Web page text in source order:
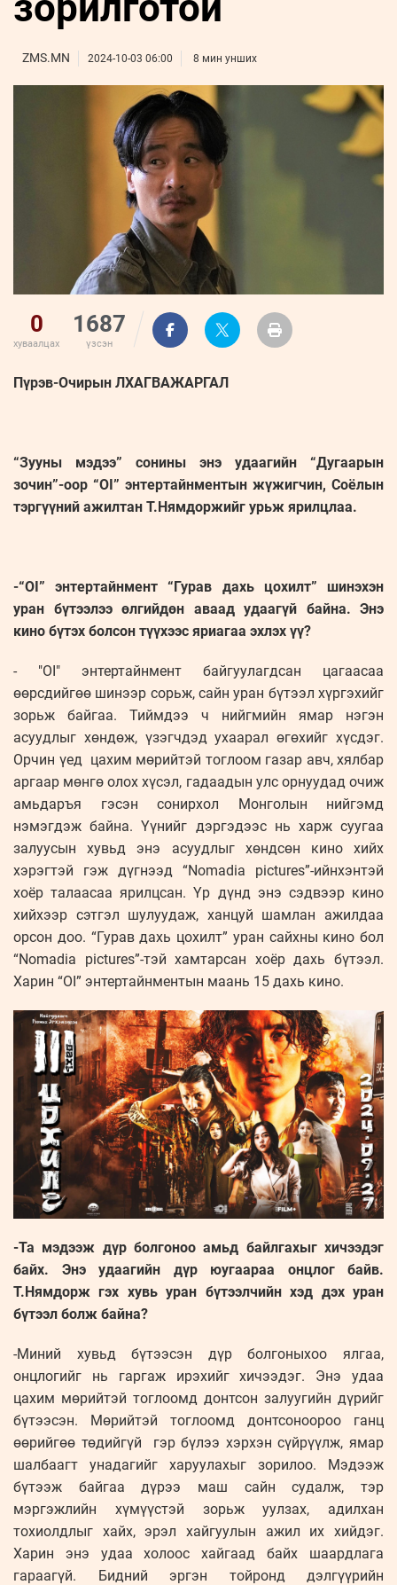
Нэвтрэх
Бизнес
Leaderships
ФОТО
УРЛАГ
ZMS.MN 2024-10-03 06:00 8 мин унших
0
хуваалцах
1687
үзсэн
Пүрэв-Очирын ЛХАГВАЖАРГАЛ
“Зууны мэдээ” сонины энэ удаагийн “Дугаарын
зочин”-оор “OI” энтертайнментын жүжигчин, Соёлын
тэргүүний ажилтан Т.Нямдоржийг урьж ярилцлаа.
-“OI” энтертайнмент “Гурав дахь цохилт” шинэхэн
уран бүтээлээ өлгийдөн аваад удаагүй байна. Энэ
кино бүтэх болсон түүхээс яриагаа эхлэх үү?
- "OI" энтертайнмент байгуулагдсан цагаасаа
өөрсдийгөө шинээр сорьж, сайн уран бүтээл хүргэхийг
зорьж байгаа. Тиймдээ ч нийгмийн ямар нэгэн
асуудлыг хөндөж, үзэгчдэд ухаарал өгөхийг хүсдэг.
Орчин үед цахим мөрийтэй тоглоом газар авч, хялбар
аргаар мөнгө олох хүсэл, гадаадын улс орнуудад очиж
амьдаръя гэсэн сонирхол Монголын нийгэмд
нэмэгдэж байна. Үүнийг дэргэдээс нь харж суугаа
залуусын хувьд энэ асуудлыг хөндсөн кино хийх
хэрэгтэй гэж дүгнээд “Nomadia pictures”-ийнхэнтэй
хоёр талаасаа ярилцсан. Үр дүнд энэ сэдвээр кино
хийхээр сэтгэл шулуудаж, ханцуй шамлан ажилдаа
орсон доо. “Гурав дахь цохилт” уран сайхны кино бол
“Nomadia pictures”-тэй хамтарсан хоёр дахь бүтээл.
Харин “OI” энтертайнментын маань 15 дахь кино.
-Та мэдээж дүр болгоноо амьд байлгахыг хичээдэг
байх. Энэ удаагийн дүр юугаараа онцлог байв.
Т.Нямдорж гэх хувь уран бүтээлчийн хэд дэх уран
бүтээл болж байна?
-Миний хувьд бүтээсэн дүр болгоныхоо ялгаа,
онцлогийг нь гаргаж ирэхийг хичээдэг. Энэ удаа
цахим мөрийтэй тоглоомд донтсон залуугийн дүрийг
бүтээсэн. Мөрийтэй тоглоомд донтсоноороо ганц
өөрийгөө төдийгүй гэр бүлээ хэрхэн сүйрүүлж, ямар
шалбаагт унадагийг харуулахыг зорилоо. Мэдээж
бүтээж байгаа дүрээ маш сайн судалж, тэр
мэргэжлийн хүмүүстэй зорьж уулзах, адилхан
тохиолдлыг хайх, эрэл хайгуулын ажил их хийдэг.
Харин энэ удаа холоос хайгаад байх шаардлага
гараагүй. Бидний эргэн тойронд дэлгүүрийн